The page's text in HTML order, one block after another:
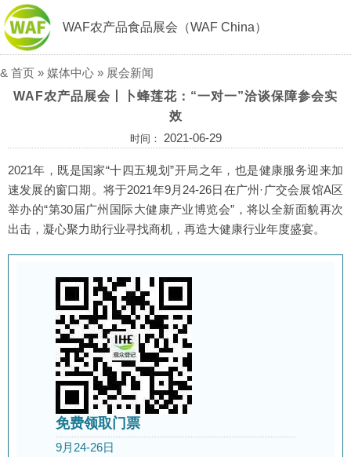
WAF农产品食品展会（WAF China）
& 首页 » 媒体中心 » 展会新闻
WAF农产品展会丨卜蜂莲花：“一对一”洽谈保障参会实
效
时间： 2021-06-29
2021年，既是国家“十四五规划”开局之年，也是健康服务迎来加
速发展的窗口期。将于2021年9月24-26日在广州·广交会展馆A区
举办的“第30届广州国际大健康产业博览会”，将以全新面貌再次
出击，凝心聚力助行业寻找商机，再造大健康行业年度盛宴。
免费领取门票
9月24-26日